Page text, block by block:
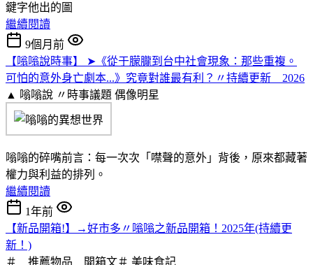
鍵字他出的圖
繼續閱讀
9個月前
【嗡嗡說時事】 ➤《從于朦朧到台中社會現象：那些重複。
可怕的意外身亡劇本...》究竟對誰最有利？〃持續更新 2026
▲ 嗡嗡說 〃時事議題 偶像明星
嗡嗡的碎嘴前言：每一次次「噤聲的意外」背後，原來都藏著
權力與利益的排列。
繼續閱讀
1年前
【新品開箱!】→好市多〃嗡嗡之新品開箱！2025年(持續更
新！)
＃ 推薦物品 開箱文＃ 美味食記